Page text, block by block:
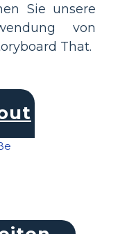
Sie unsere
von
That.